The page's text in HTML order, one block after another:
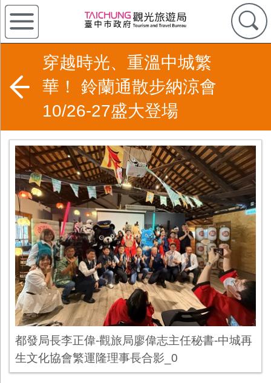
穿越時光、重溫中城繁
華！ 鈴蘭通散步納涼會
10/26-27盛大登場
都發局長李正偉-觀旅局廖偉志主任秘書-中城再
生文化協會繁運隆理事長合影_0